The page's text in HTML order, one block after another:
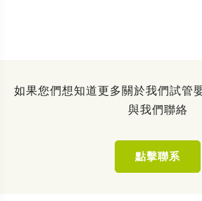
如果您們想知道更多關於我們試管
與我們聯絡
點擊聯系